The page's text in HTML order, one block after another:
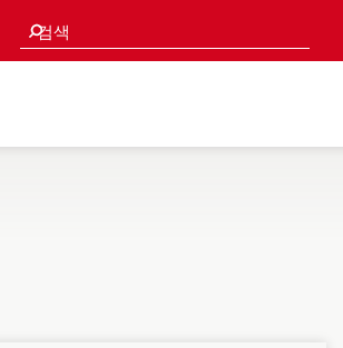
검색
검색 추천